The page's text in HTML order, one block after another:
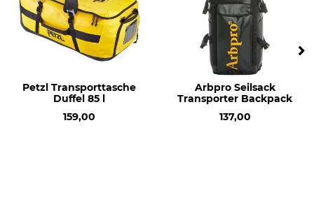
Petzl Transporttasche
Duffel 85 l
159,00
Arbpro Seilsack
Transporter Backpack
137,00